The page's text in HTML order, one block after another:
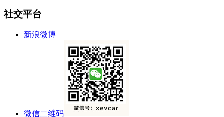
社交平台
新浪微博
微信二维码